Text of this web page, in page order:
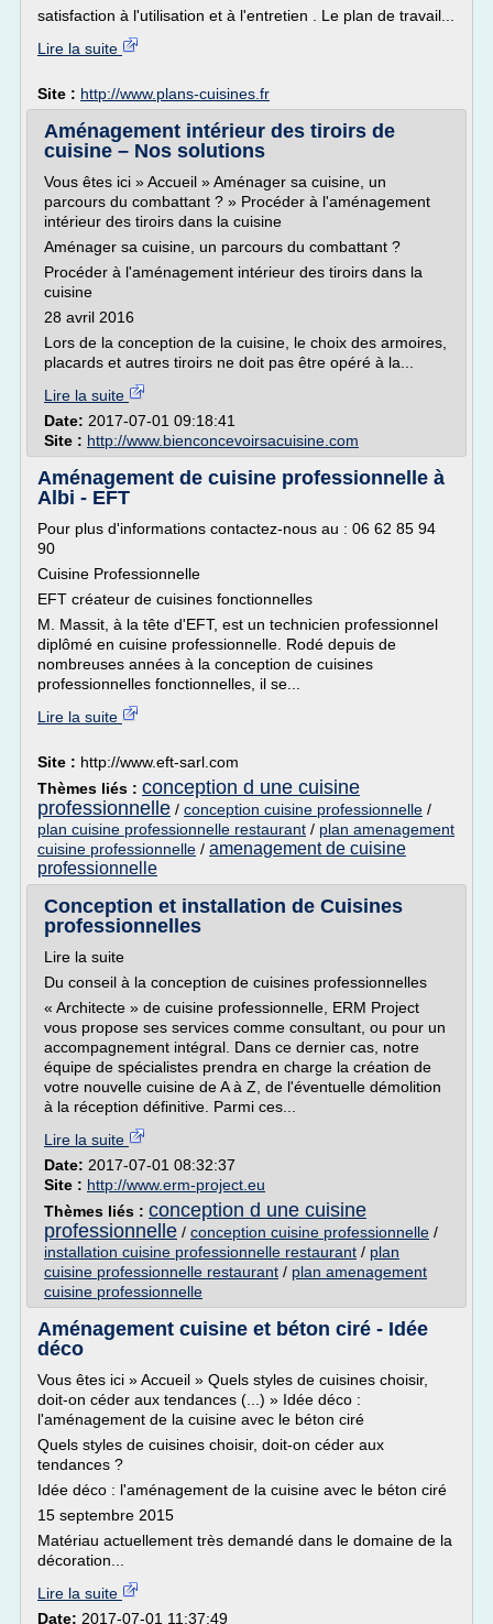
satisfaction à l'utilisation et à l'entretien . Le plan de travail...
Lire la suite
Site : http://www.plans-cuisines.fr
Aménagement intérieur des tiroirs de
cuisine – Nos solutions
Vous êtes ici » Accueil » Aménager sa cuisine, un
parcours du combattant ? » Procéder à l'aménagement
intérieur des tiroirs dans la cuisine
Aménager sa cuisine, un parcours du combattant ?
Procéder à l'aménagement intérieur des tiroirs dans la
cuisine
28 avril 2016
Lors de la conception de la cuisine, le choix des armoires,
placards et autres tiroirs ne doit pas être opéré à la...
Lire la suite
Date: 2017-07-01 09:18:41
Site : http://www.bienconcevoirsacuisine.com
Aménagement de cuisine professionnelle à
Albi - EFT
Pour plus d'informations contactez-nous au : 06 62 85 94
90
Cuisine Professionnelle
EFT créateur de cuisines fonctionnelles
M. Massit, à la tête d'EFT, est un technicien professionnel
diplômé en cuisine professionnelle. Rodé depuis de
nombreuses années à la conception de cuisines
professionnelles fonctionnelles, il se...
Lire la suite
Site : http://www.eft-sarl.com
Thèmes liés : conception d une cuisine
professionnelle / conception cuisine professionnelle /
plan cuisine professionnelle restaurant / plan amenagement
cuisine professionnelle / amenagement de cuisine
professionnelle
Conception et installation de Cuisines
professionnelles
Lire la suite
Du conseil à la conception de cuisines professionnelles
« Architecte » de cuisine professionnelle, ERM Project
vous propose ses services comme consultant, ou pour un
accompagnement intégral. Dans ce dernier cas, notre
équipe de spécialistes prendra en charge la création de
votre nouvelle cuisine de A à Z, de l'éventuelle démolition
à la réception définitive. Parmi ces...
Lire la suite
Date: 2017-07-01 08:32:37
Site : http://www.erm-project.eu
Thèmes liés : conception d une cuisine
professionnelle / conception cuisine professionnelle /
installation cuisine professionnelle restaurant / plan
cuisine professionnelle restaurant / plan amenagement
cuisine professionnelle
Aménagement cuisine et béton ciré - Idée
déco
Vous êtes ici » Accueil » Quels styles de cuisines choisir,
doit-on céder aux tendances (...) » Idée déco :
l'aménagement de la cuisine avec le béton ciré
Quels styles de cuisines choisir, doit-on céder aux
tendances ?
Idée déco : l'aménagement de la cuisine avec le béton ciré
15 septembre 2015
Matériau actuellement très demandé dans le domaine de la
décoration...
Lire la suite
Date: 2017-07-01 11:37:49